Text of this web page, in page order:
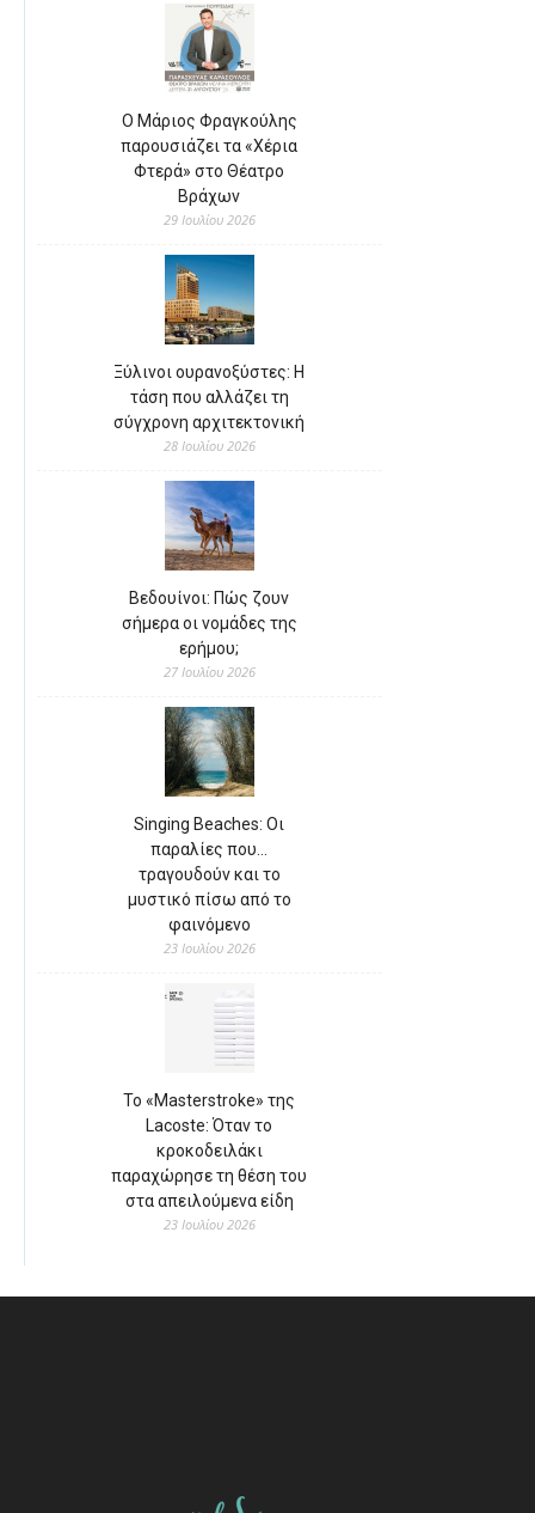
Ο Μάριος Φραγκούλης
παρουσιάζει τα «Χέρια
Φτερά» στο Θέατρο
Βράχων
29 Ιουλίου 2026
Ξύλινοι ουρανοξύστες: Η
τάση που αλλάζει τη
σύγχρονη αρχιτεκτονική
28 Ιουλίου 2026
Βεδουίνοι: Πώς ζουν
σήμερα οι νομάδες της
ερήμου;
27 Ιουλίου 2026
Singing Beaches: Οι
παραλίες που…
τραγουδούν και το
μυστικό πίσω από το
φαινόμενο
23 Ιουλίου 2026
Το «Masterstroke» της
Lacoste: Όταν το
κροκοδειλάκι
παραχώρησε τη θέση του
στα απειλούμενα είδη
23 Ιουλίου 2026